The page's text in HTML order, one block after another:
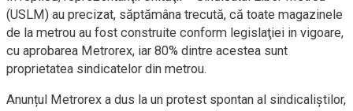
(USLM) au precizat, săptămâna trecută, că toate magazinele
de la metrou au fost construite conform legislaţiei in vigoare,
cu aprobarea Metrorex, iar 80% dintre acestea sunt
proprietatea sindicatelor din metrou.
Anunțul Metrorex a dus la un protest spontan al sindicaliștilor,